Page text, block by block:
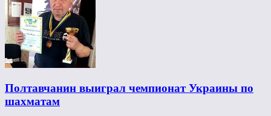
Полтавчанин выиграл чемпионат Украины по
шахматам